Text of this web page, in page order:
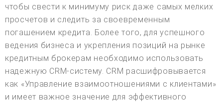
чтобы свести к минимуму риск даже самых мелких
просчетов и следить за своевременным
погашением кредита. Более того, для успешного
ведения бизнеса и укрепления позиций на рынке
кредитным брокерам необходимо использовать
надежную CRM-систему. CRM расшифровывается
как «Управление взаимоотношениями с клиентами»
и имеет важное значение для эффективного